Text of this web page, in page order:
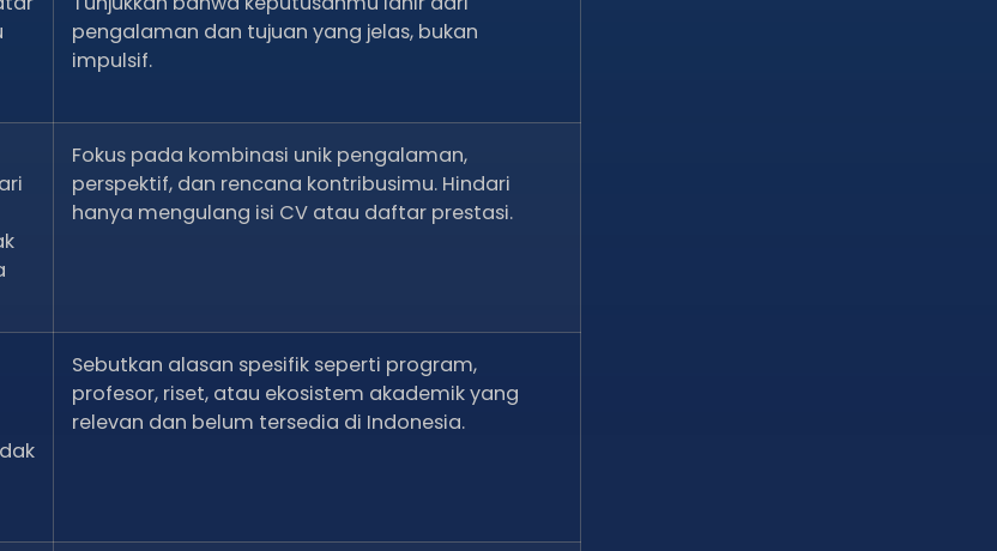
pengalaman dan tujuan yang jelas, bukan
impulsif.
Fokus pada kombinasi unik pengalaman,
perspektif, dan rencana kontribusimu. Hindari
hanya mengulang isi CV atau daftar prestasi.
Sebutkan alasan spesifik seperti program,
profesor, riset, atau ekosistem akademik yang
relevan dan belum tersedia di Indonesia.